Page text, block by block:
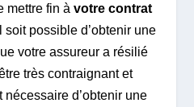
mettre fin àvotre contrat
soit possible d’obtenir une
votre assureur a résilié
très contraignant et
nécessaire d’obtenir une